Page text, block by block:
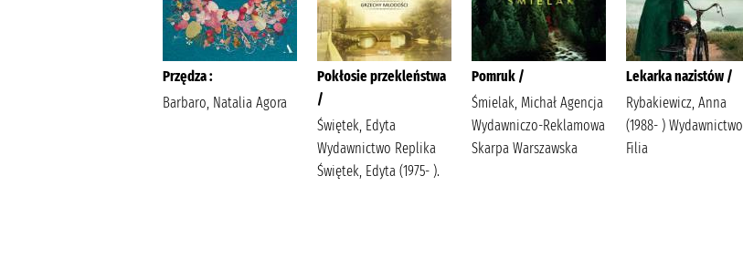
Przędza :
Barbaro, Natalia Agora
Pokłosie przekleństwa
/
Świętek, Edyta
Wydawnictwo Replika
Świętek, Edyta (1975- ).
Pomruk /
Śmielak, Michał Agencja
Wydawniczo-Reklamowa
Skarpa Warszawska
Lekarka nazistów /
Rybakiewicz, Anna
(1988- ) Wydawnictwo
Filia